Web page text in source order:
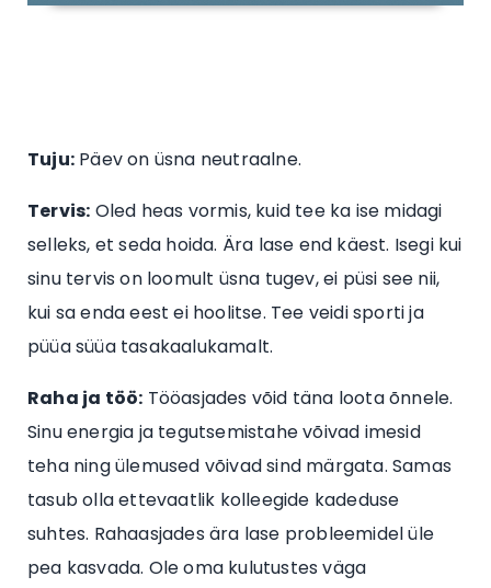
Tuju: Päev on üsna neutraalne.
Tervis: Oled heas vormis, kuid tee ka ise midagi
selleks, et seda hoida. Ära lase end käest. Isegi kui
sinu tervis on loomult üsna tugev, ei püsi see nii,
kui sa enda eest ei hoolitse. Tee veidi sporti ja
püüa süüa tasakaalukamalt.
Raha ja töö: Tööasjades võid täna loota õnnele.
Sinu energia ja tegutsemistahe võivad imesid
teha ning ülemused võivad sind märgata. Samas
tasub olla ettevaatlik kolleegide kadeduse
suhtes. Rahaasjades ära lase probleemidel üle
pea kasvada. Ole oma kulutustes väga